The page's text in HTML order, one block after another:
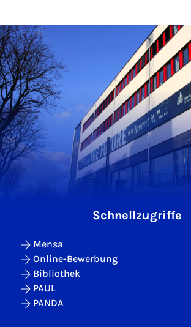
Schnellzugriffe
Mensa
Online-Bewerbung
Bibliothek
PAUL
PANDA